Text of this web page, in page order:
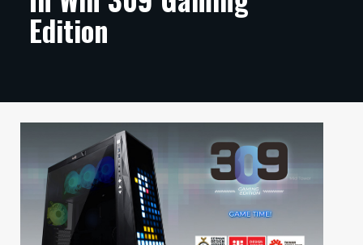
ARTIKKELIT
TIETOA
KAUPPA
VAIHDA TEEMA
Edition